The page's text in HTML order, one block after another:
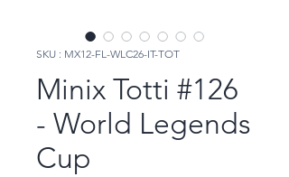
SKU : MX12-FL-WLC26-IT-TOT
Minix Totti #126
- World Legends
Cup